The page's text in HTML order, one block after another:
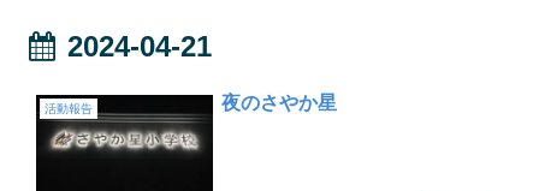
2024-04-21
活動報告 夜のさやか星